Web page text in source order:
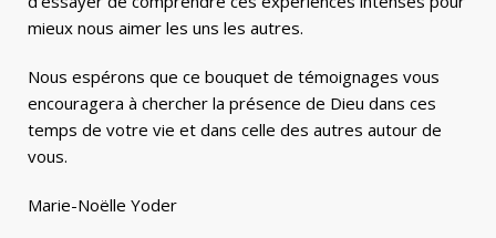
mieux nous aimer les uns les autres.
Nous espérons que ce bouquet de témoignages vous
encouragera à chercher la présence de Dieu dans ces
temps de votre vie et dans celle des autres autour de
vous.
Marie-Noëlle Yoder